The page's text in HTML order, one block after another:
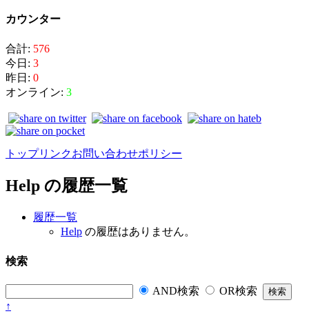
カウンター
合計: 576
今日: 3
昨日: 0
オンライン: 3
トップリンクお問い合わせポリシー
Help の履歴一覧
履歴一覧
Help の履歴はありません。
検索
AND検索
OR検索
↑